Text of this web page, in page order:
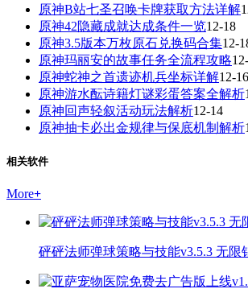
原神B站七圣召唤卡牌获取方法详解
原神42隐藏成就达成条件一览12-18
原神3.5版本万枚原石兑换码合集12-
原神玛丽安的故事任务全流程攻略
原神蛇神之首遗迹机兵坐标详解12-16
原神游水酝诗籍灯谜彩蛋答案全解析
原神回声轻叙活动玩法解析12-14
原神抽卡必出金规律与保底机制解析
相关软件
More+
砰砰法师弹球策略与技能v3.5.3 无限